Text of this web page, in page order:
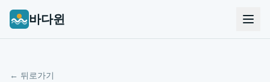
바다윈
← 뒤로가기